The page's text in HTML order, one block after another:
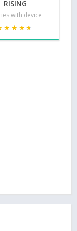
RISING
with device